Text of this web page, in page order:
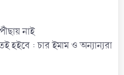
নাই
হইবে : চার ইমাম ও অন্যান্যরা